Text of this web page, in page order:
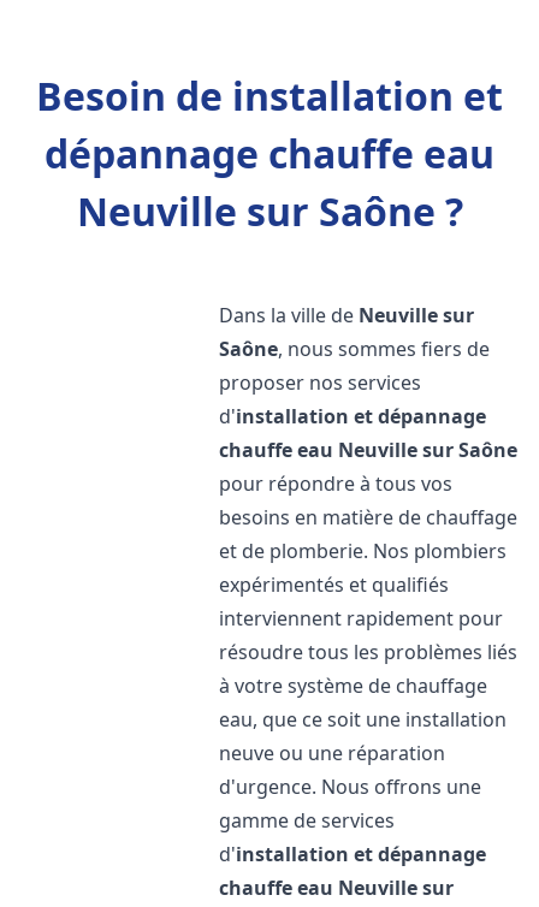
Besoin de installation et
dépannage chauffe eau
Neuville sur Saône ?
Dans la ville de Neuville sur
Saône, nous sommes fiers de
proposer nos services
d'installation et dépannage
chauffe eau Neuville sur Saône
pour répondre à tous vos
besoins en matière de chauffage
et de plomberie. Nos plombiers
expérimentés et qualifiés
interviennent rapidement pour
résoudre tous les problèmes liés
à votre système de chauffage
eau, que ce soit une installation
neuve ou une réparation
d'urgence. Nous offrons une
gamme de services
d'installation et dépannage
chauffe eau Neuville sur